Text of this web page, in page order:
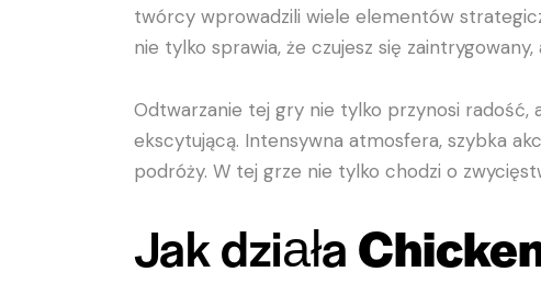
twórcy wprowadzili wiele elementów
nie tylko sprawia, że czujesz się
Odtwarzanie tej gry nie tylko przynosi radość,
ekscytującą. Intensywna atmosfera, szybka
podróży. W tej grze nie tylko chodzi o
Jak działa